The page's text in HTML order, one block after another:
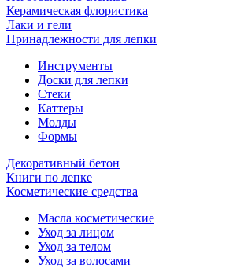
Керамическая флористика
Лаки и гели
Принадлежности для лепки
Инструменты
Доски для лепки
Стеки
Каттеры
Молды
Формы
Декоративный бетон
Книги по лепке
Косметические средства
Масла косметические
Уход за лицом
Уход за телом
Уход за волосами